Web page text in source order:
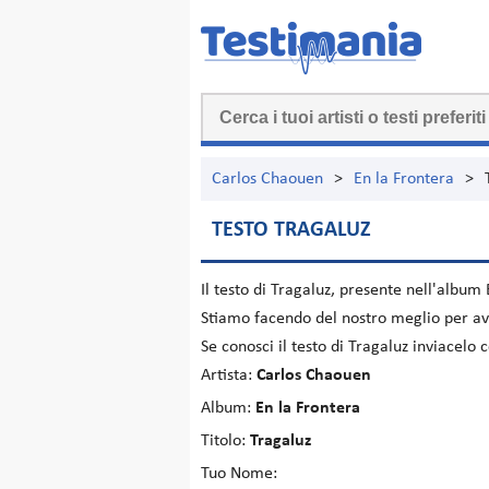
Carlos Chaouen > En la Frontera >
TESTO TRAGALUZ
Il testo di Tragaluz, presente nell'album
Stiamo facendo del nostro meglio per
Se conosci il testo di Tragaluz inviacelo
Artista: Carlos Chaouen
Album: En la Frontera
Titolo: Tragaluz
Tuo Nome: